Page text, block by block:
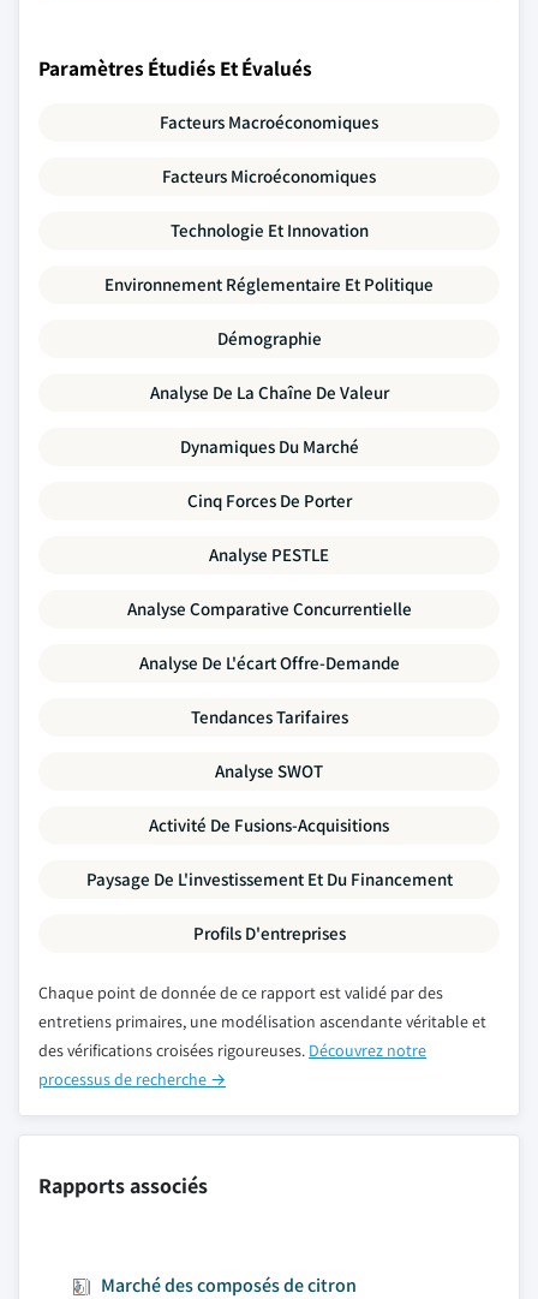
Paramètres Étudiés Et Évalués
Facteurs Macroéconomiques
Facteurs Microéconomiques
Technologie Et Innovation
Environnement Réglementaire Et Politique
Démographie
Analyse De La Chaîne De Valeur
Dynamiques Du Marché
Cinq Forces De Porter
Analyse PESTLE
Analyse Comparative Concurrentielle
Analyse De L'écart Offre-Demande
Tendances Tarifaires
Analyse SWOT
Activité De Fusions-Acquisitions
Paysage De L'investissement Et Du Financement
Profils D'entreprises
Chaque point de donnée de ce rapport est validé par des
entretiens primaires, une modélisation ascendante véritable et
des vérifications croisées rigoureuses. Découvrez notre
processus de recherche →
Rapports associés
Marché des composés de citron